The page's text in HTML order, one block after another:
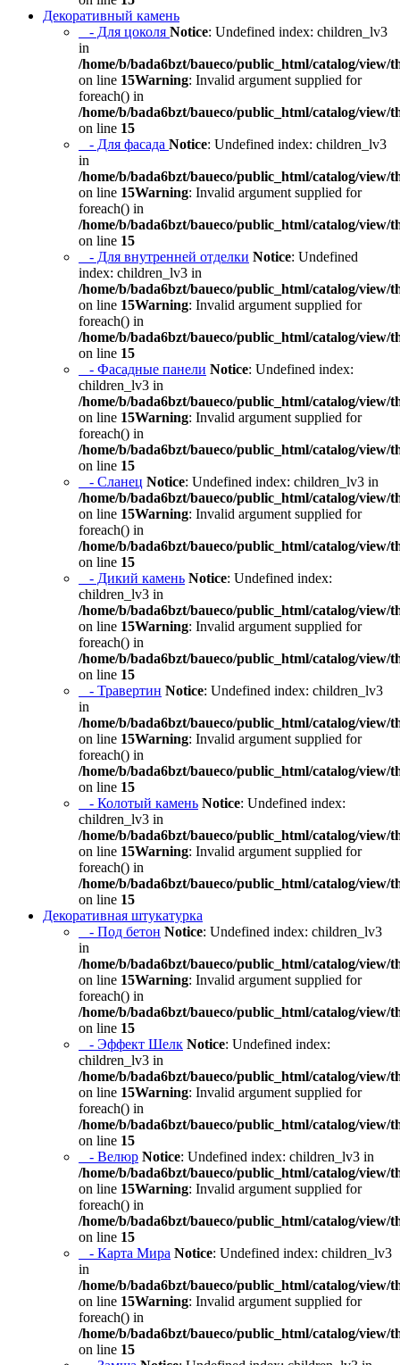
Декоративный камень
- Для цоколя Notice: Undefined index: children_lv3
in
/home/b/bada6bzt/baueco/public_html/catalog/view/
on line 15Warning: Invalid argument supplied for
foreach() in
/home/b/bada6bzt/baueco/public_html/catalog/view/
on line 15
- Для фасада Notice: Undefined index: children_lv3
in
/home/b/bada6bzt/baueco/public_html/catalog/view/
on line 15Warning: Invalid argument supplied for
foreach() in
/home/b/bada6bzt/baueco/public_html/catalog/view/
on line 15
- Для внутренней отделки Notice: Undefined
index: children_lv3 in
/home/b/bada6bzt/baueco/public_html/catalog/view/
on line 15Warning: Invalid argument supplied for
foreach() in
/home/b/bada6bzt/baueco/public_html/catalog/view/
on line 15
- Фасадные панели Notice: Undefined index:
children_lv3 in
/home/b/bada6bzt/baueco/public_html/catalog/view/
on line 15Warning: Invalid argument supplied for
foreach() in
/home/b/bada6bzt/baueco/public_html/catalog/view/
on line 15
- Сланец Notice: Undefined index: children_lv3 in
/home/b/bada6bzt/baueco/public_html/catalog/view/
on line 15Warning: Invalid argument supplied for
foreach() in
/home/b/bada6bzt/baueco/public_html/catalog/view/
on line 15
- Дикий камень Notice: Undefined index:
children_lv3 in
/home/b/bada6bzt/baueco/public_html/catalog/view/
on line 15Warning: Invalid argument supplied for
foreach() in
/home/b/bada6bzt/baueco/public_html/catalog/view/
on line 15
- Травертин Notice: Undefined index: children_lv3
in
/home/b/bada6bzt/baueco/public_html/catalog/view/
on line 15Warning: Invalid argument supplied for
foreach() in
/home/b/bada6bzt/baueco/public_html/catalog/view/
on line 15
- Колотый камень Notice: Undefined index:
children_lv3 in
/home/b/bada6bzt/baueco/public_html/catalog/view/
on line 15Warning: Invalid argument supplied for
foreach() in
/home/b/bada6bzt/baueco/public_html/catalog/view/
on line 15
Декоративная штукатурка
- Под бетон Notice: Undefined index: children_lv3
in
/home/b/bada6bzt/baueco/public_html/catalog/view/
on line 15Warning: Invalid argument supplied for
foreach() in
/home/b/bada6bzt/baueco/public_html/catalog/view/
on line 15
- Эффект Шелк Notice: Undefined index:
children_lv3 in
/home/b/bada6bzt/baueco/public_html/catalog/view/
on line 15Warning: Invalid argument supplied for
foreach() in
/home/b/bada6bzt/baueco/public_html/catalog/view/
on line 15
- Велюр Notice: Undefined index: children_lv3 in
/home/b/bada6bzt/baueco/public_html/catalog/view/
on line 15Warning: Invalid argument supplied for
foreach() in
/home/b/bada6bzt/baueco/public_html/catalog/view/
on line 15
- Карта Мира Notice: Undefined index: children_lv3
in
/home/b/bada6bzt/baueco/public_html/catalog/view/
on line 15Warning: Invalid argument supplied for
foreach() in
/home/b/bada6bzt/baueco/public_html/catalog/view/
on line 15